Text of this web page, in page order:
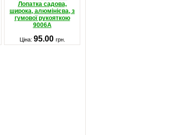
Лопатка садова,
широка, алюмінієва, з
гумової рукояткою
9006A
Ціна: 95.00 грн.